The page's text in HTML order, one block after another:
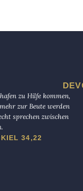
zu Hilfe kommen,
zur Beute werden
sprechen zwischen
34,22